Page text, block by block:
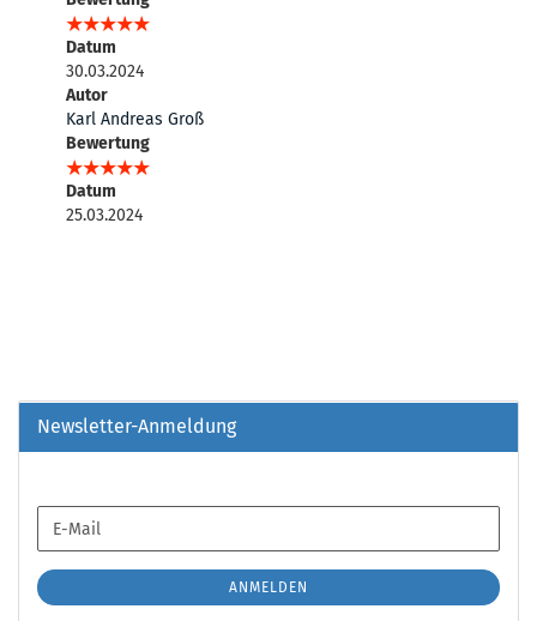
Datum
30.03.2024
Autor
Karl Andreas Groß
Bewertung
Datum
25.03.2024
Newsletter-Anmeldung
ZUR
ANMELDUNG
E-
Mail
ANMELDEN